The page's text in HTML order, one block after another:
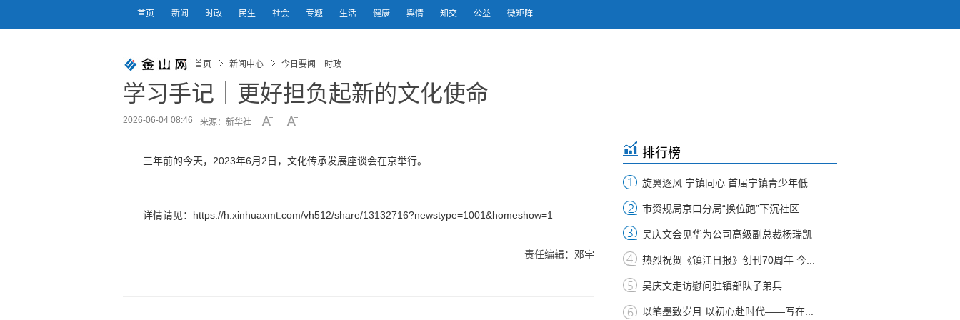
首页 新闻 时政 民生 社会 专题 生活 健康 舆情 知交 公益 微矩阵
首页 新闻中心 今日要闻 时政
学习手记｜更好担负起新的文化使命
2026-06-04 08:46 来源：新华社
三年前的今天，2023年6月2日，文化传承发展座谈会在京举行。
详情请见：https://h.xinhuaxmt.com/vh512/share/13132716?newstype=1001&homeshow=1
责任编辑：邓宇
排行榜
旋翼逐风 宁镇同心 首届宁镇青少年低...
市资规局京口分局“换位跑”下沉社区
吴庆文会见华为公司高级副总裁杨瑞凯
热烈祝贺《镇江日报》创刊70周年 今...
吴庆文走访慰问驻镇部队子弟兵
以笔墨致岁月 以初心赴时代——写在...